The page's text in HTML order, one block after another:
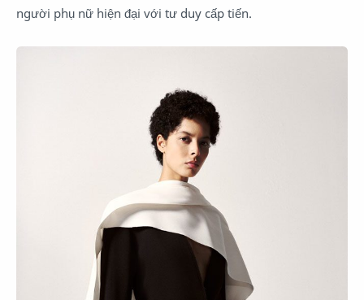
người phụ nữ hiện đại với tư duy cấp tiến.